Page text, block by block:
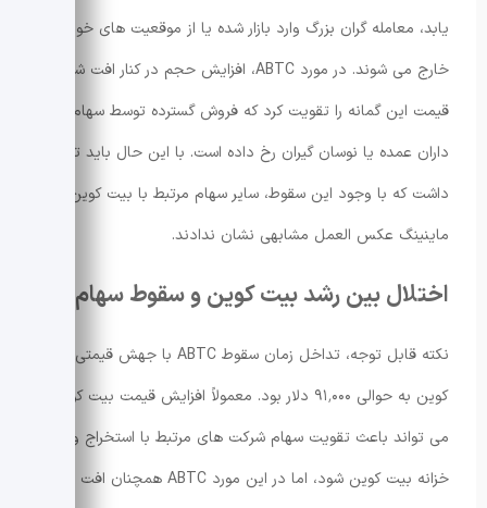
یابد، معامله گران بزرگ وارد بازار شده یا از موقعیت های خود
خارج می شوند. در مورد ABTC، افزایش حجم در کنار افت شدید
قیمت این گمانه را تقویت کرد که فروش گسترده توسط سهام
داران عمده یا نوسان گیران رخ داده است. با این حال باید توجه
داشت که با وجود این سقوط، سایر سهام مرتبط با بیت کوین و
ماینینگ عکس العمل مشابهی نشان ندادند.
اختلال بین رشد بیت کوین و سقوط سهام
نکته قابل توجه، تداخل زمان سقوط ABTC با جهش قیمتی بیت
کوین به حوالی ۹۱٬۰۰۰ دلار بود. معمولاً افزایش قیمت بیت کوین
می تواند باعث تقویت سهام شرکت های مرتبط با استخراج و
خزانه بیت کوین شود، اما در این مورد ABTC همچنان افت